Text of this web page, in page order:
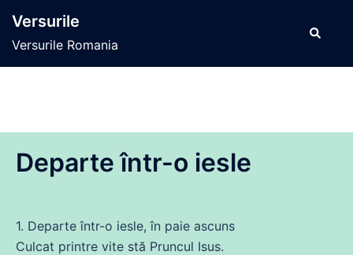
conținut
Versurile
Versurile Romania
Caută
Departe într-o iesle
1. Departe într-o iesle, în paie ascuns
Culcat printre vite stă Pruncul Isus.